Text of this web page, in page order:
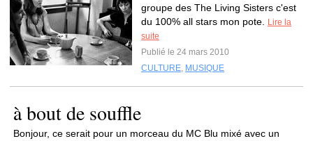
groupe des The Living Sisters c'est
du 100% all stars mon pote.
Lire la
suite
Publié le 24 mars 2010
CULTURE, MUSIQUE
à bout de souffle
Bonjour, ce serait pour un morceau du MC Blu mixé avec un